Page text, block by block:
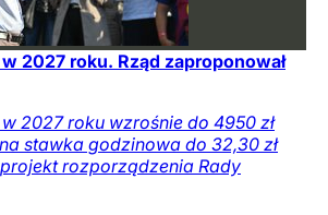
w 2027 roku. Rząd zaproponował
2027 roku wzrośnie do 4950 zł
stawka godzinowa do 32,30 zł
rozporządzenia Rady